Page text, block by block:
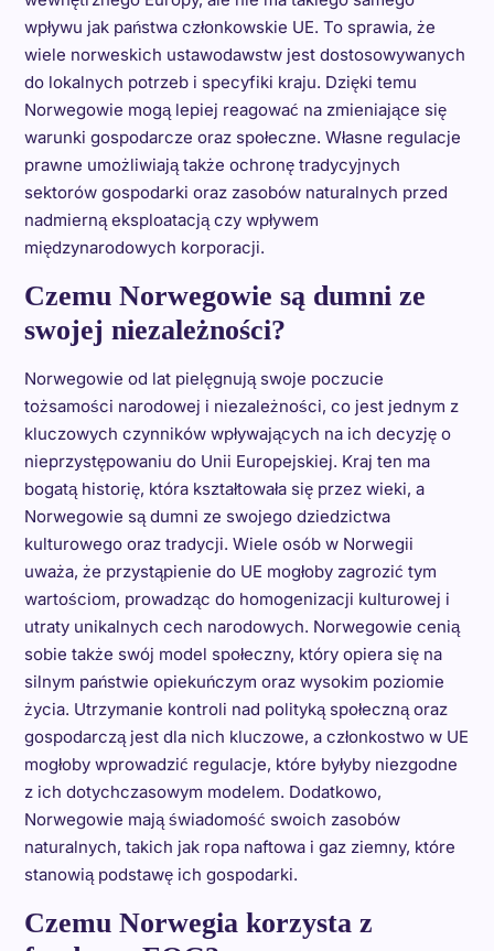
wpływu jak państwa członkowskie UE. To sprawia, że
wiele norweskich ustawodawstw jest dostosowywanych
do lokalnych potrzeb i specyfiki kraju. Dzięki temu
Norwegowie mogą lepiej reagować na zmieniające się
warunki gospodarcze oraz społeczne. Własne regulacje
prawne umożliwiają także ochronę tradycyjnych
sektorów gospodarki oraz zasobów naturalnych przed
nadmierną eksploatacją czy wpływem
międzynarodowych korporacji.
Czemu Norwegowie są dumni ze
swojej niezależności?
Norwegowie od lat pielęgnują swoje poczucie
tożsamości narodowej i niezależności, co jest jednym z
kluczowych czynników wpływających na ich decyzję o
nieprzystępowaniu do Unii Europejskiej. Kraj ten ma
bogatą historię, która kształtowała się przez wieki, a
Norwegowie są dumni ze swojego dziedzictwa
kulturowego oraz tradycji. Wiele osób w Norwegii
uważa, że przystąpienie do UE mogłoby zagrozić tym
wartościom, prowadząc do homogenizacji kulturowej i
utraty unikalnych cech narodowych. Norwegowie cenią
sobie także swój model społeczny, który opiera się na
silnym państwie opiekuńczym oraz wysokim poziomie
życia. Utrzymanie kontroli nad polityką społeczną oraz
gospodarczą jest dla nich kluczowe, a członkostwo w UE
mogłoby wprowadzić regulacje, które byłyby niezgodne
z ich dotychczasowym modelem. Dodatkowo,
Norwegowie mają świadomość swoich zasobów
naturalnych, takich jak ropa naftowa i gaz ziemny, które
stanowią podstawę ich gospodarki.
Czemu Norwegia korzysta z